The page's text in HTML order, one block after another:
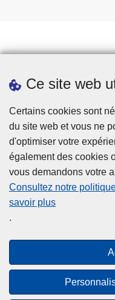
Ce site web
Certains cookies sont
du site web et vous ne
d'optimiser votre
également des cookies
vous demandons votre
Consultez notre
savoir plus
.